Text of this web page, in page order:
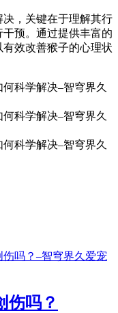
，关键在于理解其行
预。通过提供丰富的
效改善猴子的心理状
伤吗？